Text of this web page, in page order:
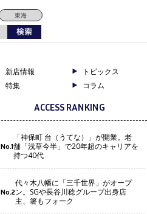
東海
新店情報
トピックス
特集
コラム
ACCESS RANKING
No.1
「神保町 台（うてな）」が開業。老
舗「浅草今半」で20年超のキャリアを
持つ40代
No.2
代々木八幡に「三千世界」がオープ
ン。SGや長谷川稔グループ出身店
主、箸もフォーク